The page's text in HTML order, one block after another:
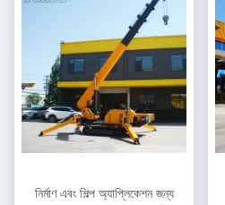
নির্মাণ এবং শিল্প অ্যাপ্লিকেশন জন্য